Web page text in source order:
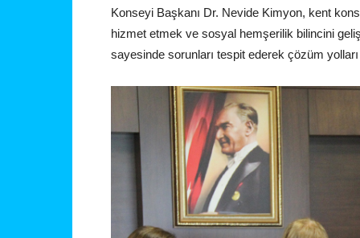
Konseyi Başkanı Dr. Nevide Kimyon, kent
hizmet etmek ve sosyal hemşerilik bilincini
sayesinde sorunları tespit ederek çözüm yolları